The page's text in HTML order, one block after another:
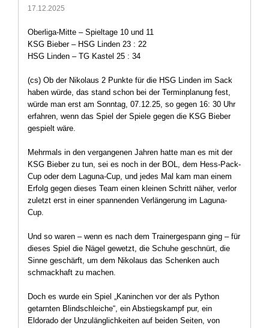
17.12.2025
Oberliga-Mitte – Spieltage 10 und 11
KSG Bieber – HSG Linden 23 : 22
HSG Linden – TG Kastel 25 : 34
(cs) Ob der Nikolaus 2 Punkte für die HSG Linden im Sack
haben würde, das stand schon bei der Terminplanung fest,
würde man erst am Sonntag, 07.12.25, so gegen 16: 30 Uhr
erfahren, wenn das Spiel der Spiele gegen die KSG Bieber
gespielt wäre.
Mehrmals in den vergangenen Jahren hatte man es mit der
KSG Bieber zu tun, sei es noch in der BOL, dem Hess-Pack-
Cup oder dem Laguna-Cup, und jedes Mal kam man einem
Erfolg gegen dieses Team einen kleinen Schritt näher, verlor
zuletzt erst in einer spannenden Verlängerung im Laguna-
Cup.
Und so waren – wenn es nach dem Trainergespann ging – für
dieses Spiel die Nägel gewetzt, die Schuhe geschnürt, die
Sinne geschärft, um dem Nikolaus das Schenken auch
schmackhaft zu machen.
Doch es wurde ein Spiel „Kaninchen vor der als Python
getarnten Blindschleiche“, ein Abstiegskampf pur, ein
Eldorado der Unzulänglichkeiten auf beiden Seiten, von